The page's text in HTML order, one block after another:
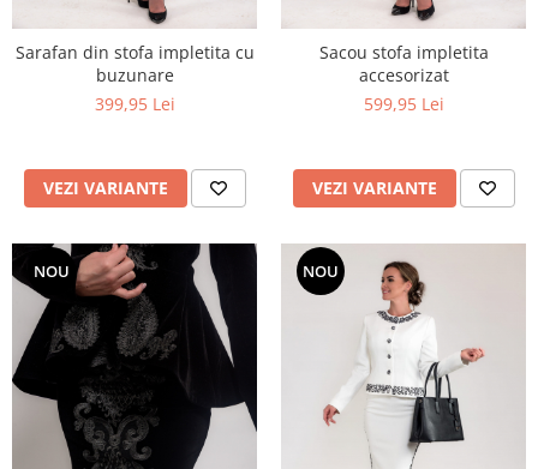
Sarafan din stofa impletita cu
buzunare
399,95 Lei
VEZI VARIANTE
Sacou stofa impletita
accesorizat
599,95 Lei
VEZI VARIANTE
NOU NOU